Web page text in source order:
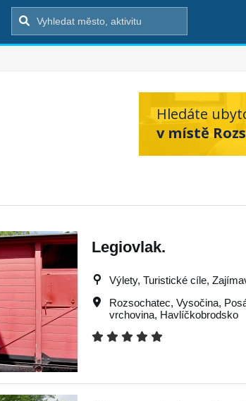
Hledáte
v místě
Legiovlak.
Výlety, Turistické cíle,
Rozsochatec,Vysočina,
vrchovina, Havlíčkobrodsko